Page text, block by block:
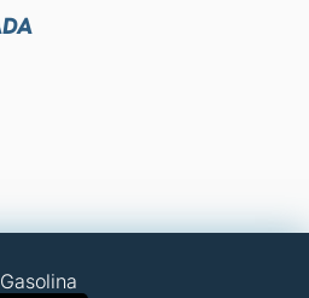
Gasolina